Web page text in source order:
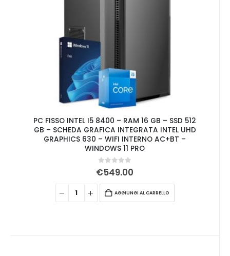
PC FISSO INTEL I5 8400 – RAM 16 GB – SSD 512
GB – SCHEDA GRAFICA INTEGRATA INTEL UHD
GRAPHICS 630 – WIFI INTERNO AC+BT –
WINDOWS 11 PRO
0 Su 5
€549.00
AGGIUNGI AL CARRELLO